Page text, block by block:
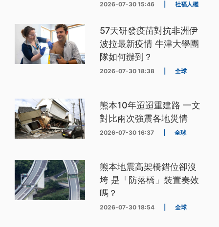
2026-07-30 15:46 社福人權
57天研發疫苗對抗非洲伊
波拉最新疫情 牛津大學團
隊如何辦到？
2026-07-30 18:38 全球
熊本10年迢迢重建路 一文
對比兩次強震各地災情
2026-07-30 16:37 全球
熊本地震高架橋錯位卻沒
垮 是「防落橋」裝置奏效
嗎？
2026-07-30 18:54 全球